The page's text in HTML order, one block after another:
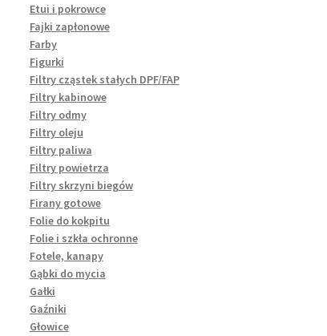
Etui i pokrowce
Fajki zapłonowe
Farby
Figurki
Filtry cząstek stałych DPF/FAP
Filtry kabinowe
Filtry odmy
Filtry oleju
Filtry paliwa
Filtry powietrza
Filtry skrzyni biegów
Firany gotowe
Folie do kokpitu
Folie i szkła ochronne
Fotele, kanapy
Gąbki do mycia
Gałki
Gaźniki
Głowice